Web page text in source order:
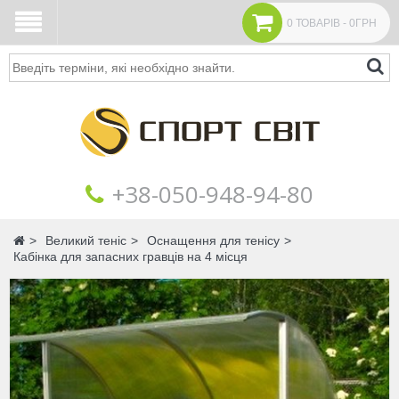
0 ТОВАРІВ - 0ГРН
Пошук
+38‎‎-050-948-94-80
Головна
Великий теніс
Оснащення для тенісу
Кабінка для запасних гравців на 4 місця